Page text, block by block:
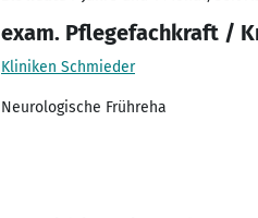
exam. Pflegefachkraft /
Kliniken Schmieder
Neurologische Frühreha